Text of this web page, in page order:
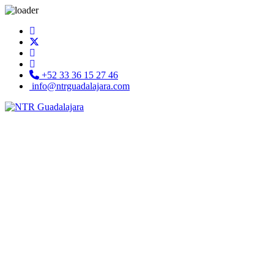
+52 33 36 15 27 46
info@ntrguadalajara.com